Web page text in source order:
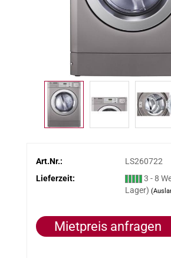
Art.Nr.:
LS260722
Lieferzeit:
3 - 8
Lager)
Mietpreis anfragen